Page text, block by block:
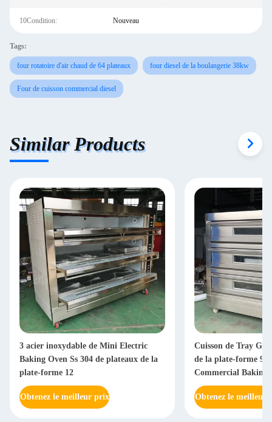
10Condition: Nouveau
Tags:
four rotatoire d'air chaud de 64 plateaux four diesel de la boulangerie 38kw
Four de cuisson commercial diesel
Similar Products
3 acier inoxydable de Mini Electric
Baking Oven Ss 304 de plateaux de la
plate-forme 12
Obtenez le meilleur prix
Cuisson de Tray
de la plate-forme 9
Commercial Baking
Obtenez le meilleur